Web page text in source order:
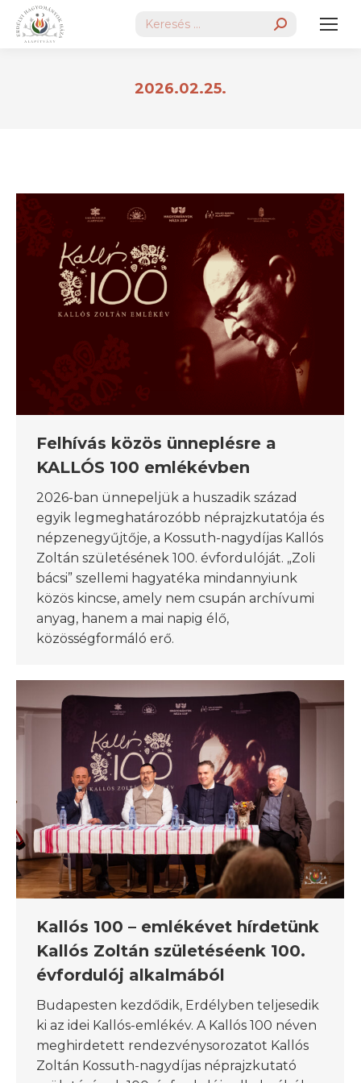
Search:
2026.02.25.
Felhívás közös ünneplésre a
KALLÓS 100 emlékévben
2026-ban ünnepeljük a huszadik század
egyik legmeghatározóbb néprajzkutatója és
népzenegyűjtője, a Kossuth-nagydíjas Kallós
Zoltán születésének 100. évfordulóját. „Zoli
bácsi” szellemi hagyatéka mindannyiunk
közös kincse, amely nem csupán archívumi
anyag, hanem a mai napig élő,
közösségformáló erő.
Kallós 100 – emlékévet hírdetünk
Kallós Zoltán születéséenk 100.
évfordulój alkalmából
Budapesten kezdődik, Erdélyben teljesedik
ki az idei Kallós-emlékév. A Kallós 100 néven
meghirdetett rendezvénysorozatot Kallós
Zoltán Kossuth-nagydíjas néprajzkutató